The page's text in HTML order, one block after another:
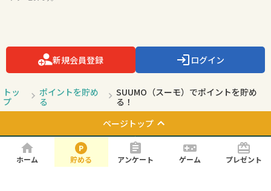
ホーム 貯める アンケート ゲーム プレゼント
新規会員登録 ログイン
プ
る
SUUMO（スーモ）でポイントを貯め
る！
ページトップ